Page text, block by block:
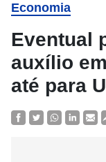
Economia
Eventual
auxílio
até para